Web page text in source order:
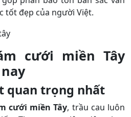
tốt đẹp của người Việt.
cưới miền Tây
quan trọng nhất
cưới miền Tây, trầu cau luôn